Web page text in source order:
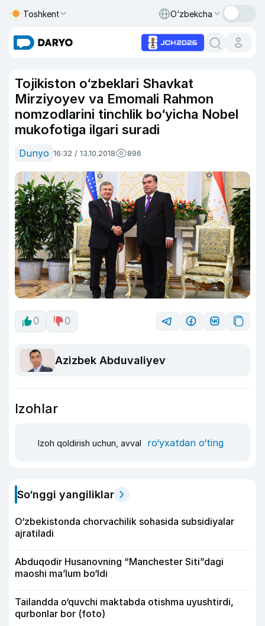
Toshkent O‘zbekcha
Tojikiston o‘zbeklari Shavkat
Mirziyoyev va Emomali Rahmon
nomzodlarini tinchlik bo‘yicha Nobel
mukofotiga ilgari suradi
Dunyo 16:32 / 13.10.2018 896
0 0
Azizbek Abduvaliyev
Izohlar
Izoh qoldirish uchun, avval ro‘yxatdan o‘ting
So‘nggi yangiliklar
O‘zbekistonda chorvachilik sohasida subsidiyalar
ajratiladi
Abduqodir Husanovning “Manchester Siti”dagi
maoshi ma’lum bo‘ldi
Tailandda o‘quvchi maktabda otishma uyushtirdi,
qurbonlar bor (foto)